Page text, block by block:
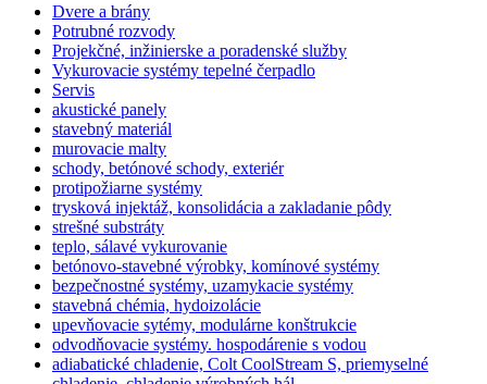
Dvere a brány
Potrubné rozvody
Projekčné, inžinierske a poradenské služby
Vykurovacie systémy tepelné čerpadlo
Servis
akustické panely
stavebný materiál
murovacie malty
schody, betónové schody, exteriér
protipožiarne systémy
trysková injektáž, konsolidácia a zakladanie pôdy
strešné substráty
teplo, sálavé vykurovanie
betónovo-stavebné výrobky, komínové systémy
bezpečnostné systémy, uzamykacie systémy
stavebná chémia, hydoizolácie
upevňovacie sytémy, modulárne konštrukcie
odvodňovacie systémy. hospodárenie s vodou
adiabatické chladenie, Colt CoolStream S, priemyselné